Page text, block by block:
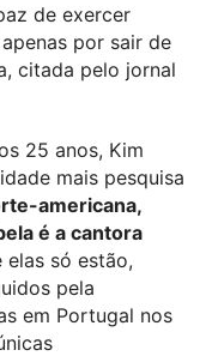
de exercer
por sair de
citada pelo jornal
25 anos, Kim
mais pesquisa
americana,
é a cantora
elas só estão,
pela
em Portugal nos